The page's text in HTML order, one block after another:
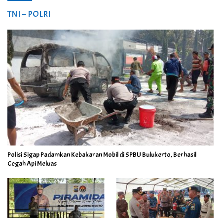
TNI – POLRI
Polisi Sigap Padamkan Kebakaran Mobil di SPBU Bulukerto, Berhasil
Cegah Api Meluas